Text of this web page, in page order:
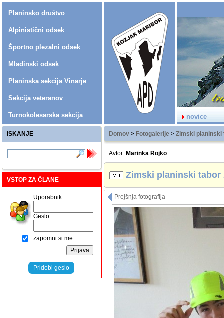
Planinsko društvo
Alpinistični odsek
Športno plezalni odsek
Mladinski odsek
Planinska sekcija Vinarje
Sekcija veteranov
Turnokolesarska sekcija novice
ISKANJE
VSTOP ZA ČLANE
Uporabnik:
Geslo:
zapomni si me
Pridobi geslo
Domov > Fotogalerije > Zimski planinski
Avtor: Marinka Rojko
Zimski planinski tabor
Prejšnja fotografija